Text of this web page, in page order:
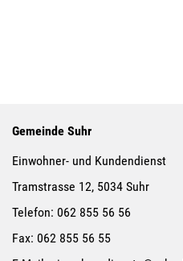
Gemeinde Suhr
Einwohner- und Kundendienst
Tramstrasse 12, 5034 Suhr
Telefon: 062 855 56 56
Fax: 062 855 56 55